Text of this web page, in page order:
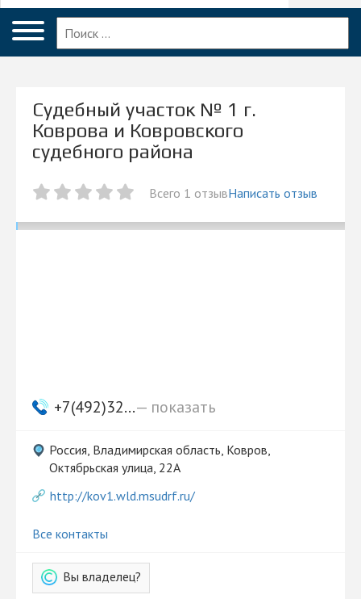
Меню
Главная
Ковров
ПОЛЬЗОВАТЕЛЯМ
Ковров
Судебный участок № 1 г.
Коврова и Ковровского
судебного района
Всего 1 отзывНаписать отзыв
+7(492)32...— показать
Россия, Владимирская область, Ковров,
Октябрьская улица, 22А
http://kov1.wld.msudrf.ru/
Все контакты
Вы владелец?